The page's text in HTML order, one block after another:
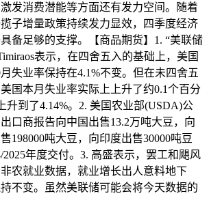
发消费潜能等方面还有发力空间。随着
子增量政策持续发力显效，四季度经济
备足够的支撑。【商品期货】1. “美联储
表示，在四舍五入的基础上，美国
失业率保持在4.1%不变。但在未四舍五
国本月失业率实际上上升了约0.1个百分
升到了4.14%。2. 美国农业部(USDA)公
口商报告向中国出售13.2万吨大豆，向
198000吨大豆，向印度出售30000吨豆
2025年度交付。3. 高盛表示，罢工和飓风
农就业数据，就业增长出人意料地下
不变。虽然美联储可能会将今天数据的